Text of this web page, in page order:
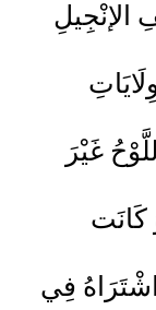
غَيْرَ
كَانَت
فِي